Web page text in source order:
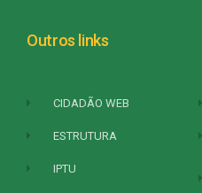
Outros links
CIDADÃO WEB
ESTRUTURA
IPTU